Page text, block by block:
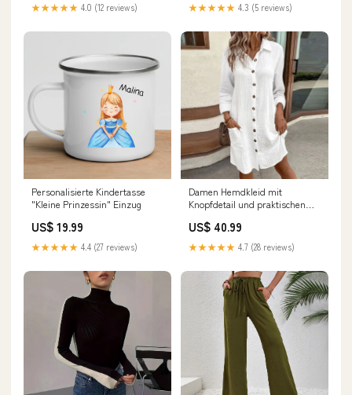
★★★★★ 4.0 (12 reviews) ★★★★★ 4.3 (5 reviews)
Personalisierte Kindertasse
"Kleine Prinzessin" Einzug
US$ 19.99
★★★★★ 4.4 (27 reviews)
Damen Hemdkleid mit
Knopfdetail und praktischen
US$ 40.99
★★★★★ 4.7 (28 reviews)